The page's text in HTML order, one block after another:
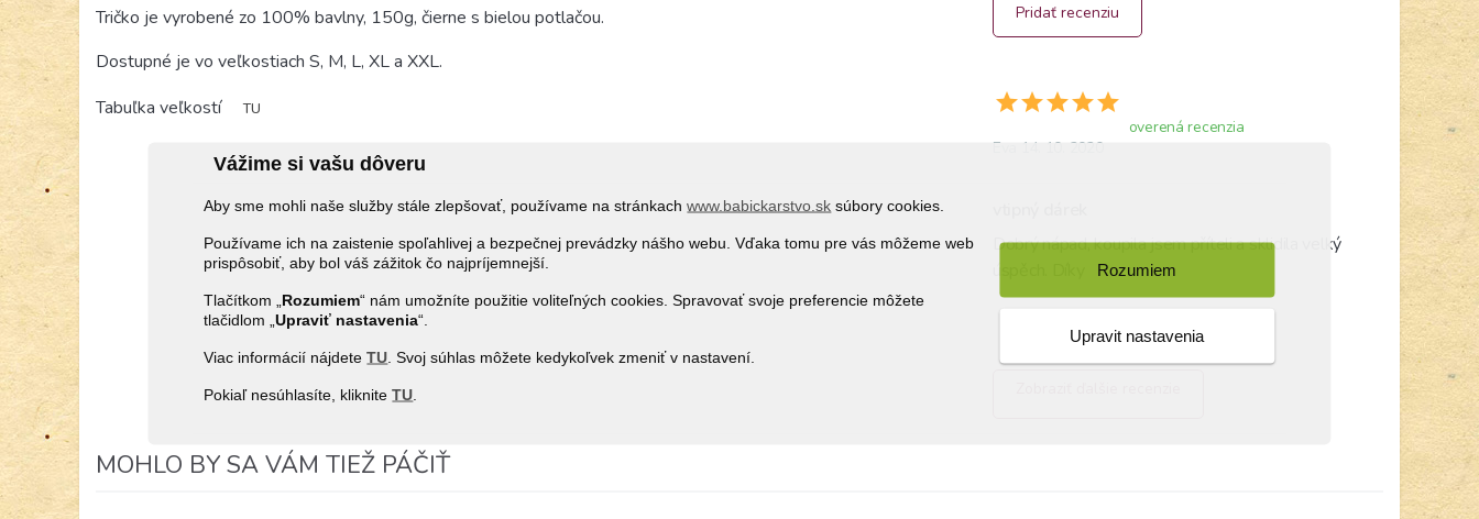
Vážime si vašu dôveru
Aby sme mohli naše služby stále zlepšovať, používame na stránkachwww.babickarstvo.sk súbory cookies.
Používame ich na zaistenie spoľahlivej a bezpečnej prevádzky nášho webu. Vďaka tomu pre vás môžeme web
prispôsobiť, aby bol váš zážitok čo najpríjemnejší.
Tlačítkom „ Rozumiem“ nám umožníte použitie voliteľných cookies. Spravovať svoje preferencie môžete
tlačidlom „Upraviť nastavenia“.
Viac informácií nájdete TU . Svoj súhlas môžete kedykoľvek zmeniť v nastavení.
Pokiaľ nesúhlasíte, klikniteTU
Rozumiem
Upravit nastavenia
Tričko je vyrobené zo 100% bavlny, 150g, čierne s bielou potlačou.
Dostupné je vo veľkostiach S, M, L, XL a XXL.
Tabuľka veľkostí
TU
Pridať recenziu
overená recenzia
Eva 14. 10. 2020
Dobrý nápad, koupila jsem příteli a sklidila velký
MOHLO BY SA VÁM TIEŽ PÁČIŤ